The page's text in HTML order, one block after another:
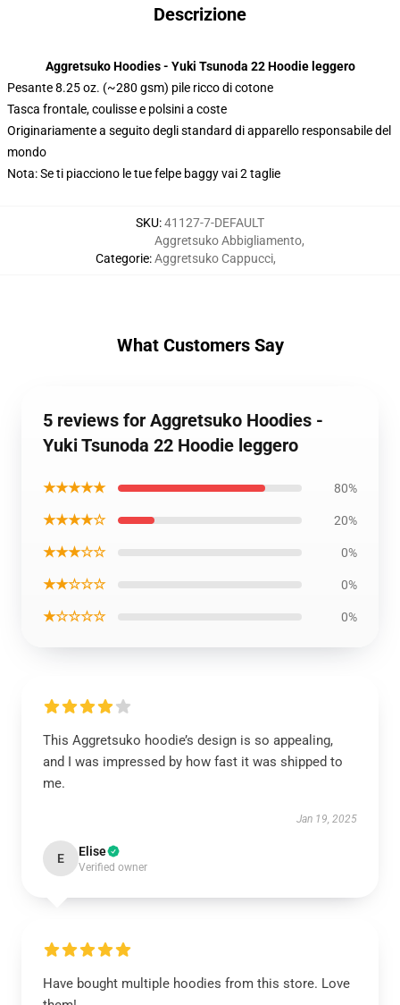
Descrizione
Aggretsuko Hoodies - Yuki Tsunoda 22 Hoodie leggero
Pesante 8.25 oz. (~280 gsm) pile ricco di cotone
Tasca frontale, coulisse e polsini a coste
Originariamente a seguito degli standard di apparello responsabile del
mondo
Nota: Se ti piacciono le tue felpe baggy vai 2 taglie
SKU:41127-7-DEFAULT
Categorie:
Aggretsuko Abbigliamento,
Aggretsuko Cappucci,
What Customers Say
5 reviews for Aggretsuko Hoodies -
Yuki Tsunoda 22 Hoodie leggero
★★★★★ 80%
★★★★☆ 20%
★★★☆☆ 0%
★★☆☆☆ 0%
★☆☆☆☆ 0%
This Aggretsuko hoodie’s design is so appealing,
and I was impressed by how fast it was shipped to
me.
Jan 19, 2025
E Elise
Verified owner
Have bought multiple hoodies from this store. Love